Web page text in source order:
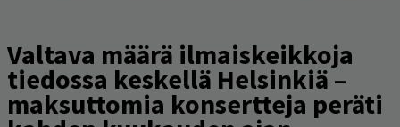
Valtava määrä ilmaiskeikkoja
tiedossa keskellä Helsinkiä –
maksuttomia konsertteja peräti